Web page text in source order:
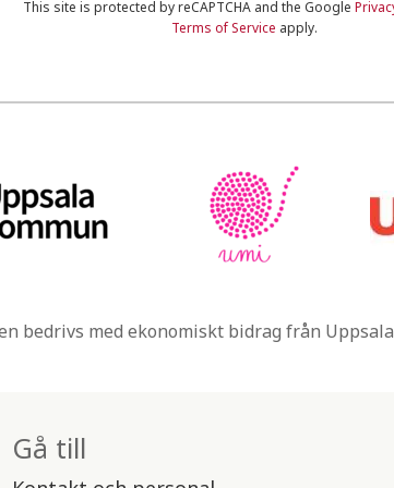
This site is protected by reCAPTCHA and the Google
Terms of Service apply.
bedrivs med ekonomiskt bidrag från
Gå till